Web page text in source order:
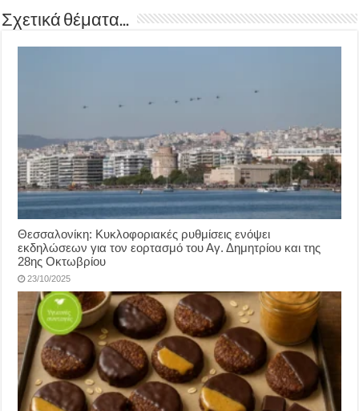
Σχετικά θέματα...
Θεσσαλονίκη: Κυκλοφοριακές ρυθμίσεις ενόψει
εκδηλώσεων για τον εορτασμό του Αγ. Δημητρίου και της
28ης Οκτωβρίου
23/10/2025